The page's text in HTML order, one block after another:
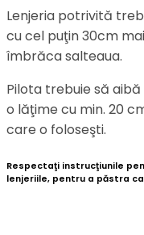
Lenjeria potrivită
cu cel puţin 30cm
îmbrăca salteaua.
Pilota trebuie să
o lăţime cu min. 20
care o foloseşti.
Respectaţi instrucţiunile
lenjeriile, pentru a păstra